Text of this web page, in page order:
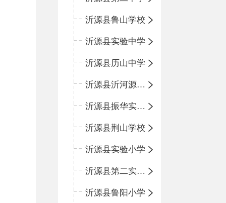
沂源县鲁山学校
沂源县实验中学
沂源县历山中学
沂源县沂河源学校
沂源县振华实验学校
沂源县荆山学校
沂源县实验小学
沂源县第二实验小学
沂源县鲁阳小学